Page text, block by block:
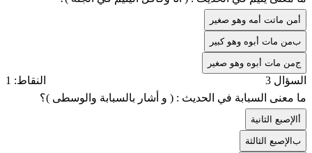
من ماتت أمه وهو صغير
بمن مات أبوه وهو كبير
جمن مات أبوه وهو صغير
السؤال 3
النقاط: 1
ما معنى السبابة في الحديث : ( و أشار بالسبابة والوسطى )؟
الإصبع الثانية
بالإصبع الثالثة